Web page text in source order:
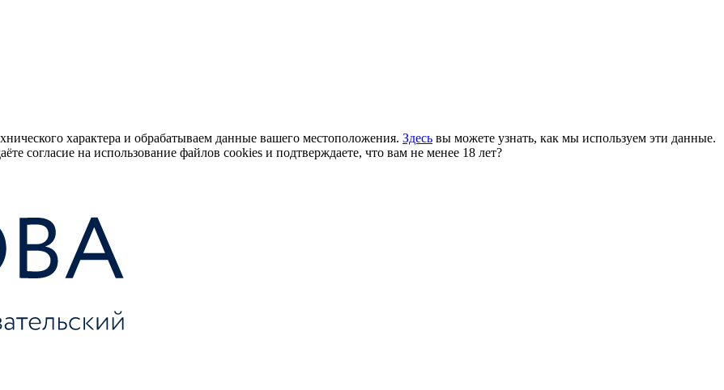
характера и обрабатываем данные вашего местоположения. Здесь вы можете узнать, как мы используем эти данные.
согласие на использование файлов cookies и подтверждаете, что вам не менее 18 лет?